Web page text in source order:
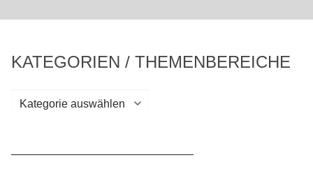
KATEGORIEN / THEMENBEREICHE
Kategorien